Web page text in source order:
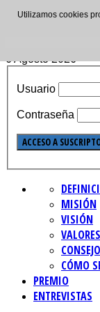
6 Agosto 2026
Usuario
Contraseña
MISIÓN
VISIÓN
CÓMO
PREMIO
ENTREVISTAS
Utilizamos cookies